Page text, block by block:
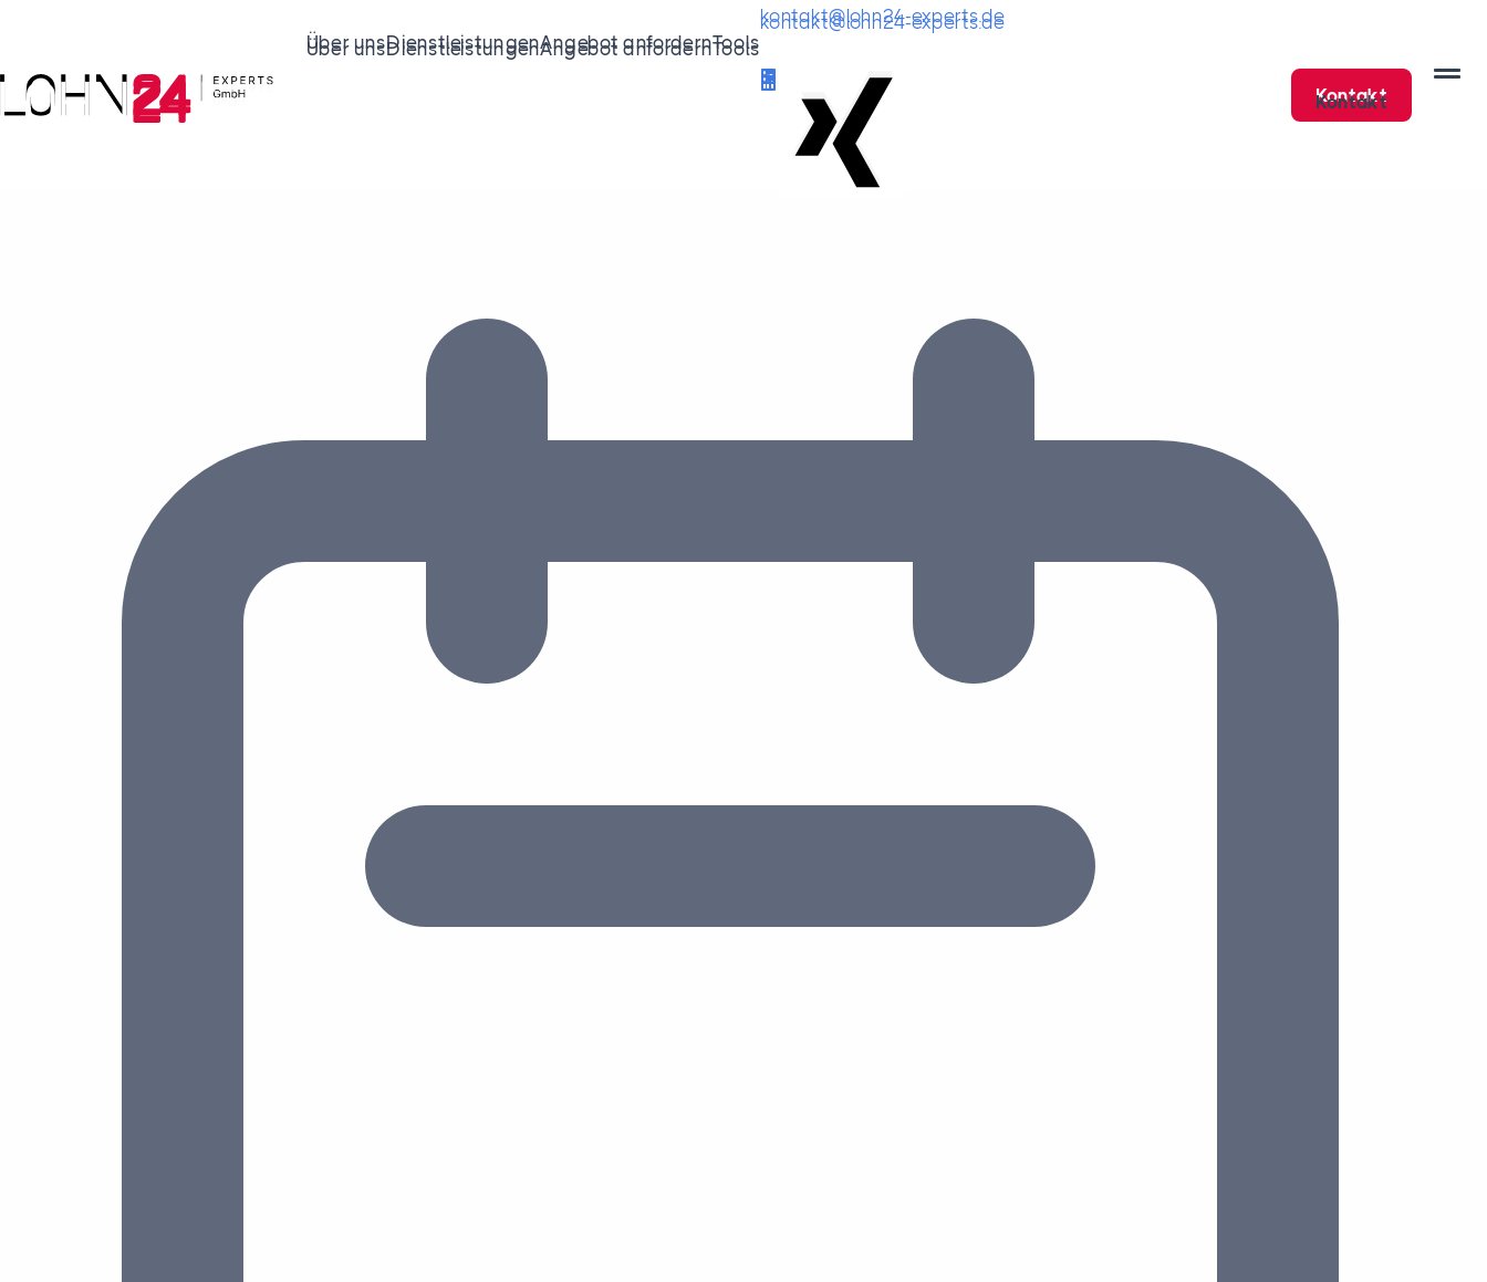
Über unsDienstleistungenAngebot anfordernTools
kontakt@lohn24-experts.de
Kontakt
Über unsDienstleistungenAngebot anfordernTools
kontakt@lohn24-experts.de
Kontakt